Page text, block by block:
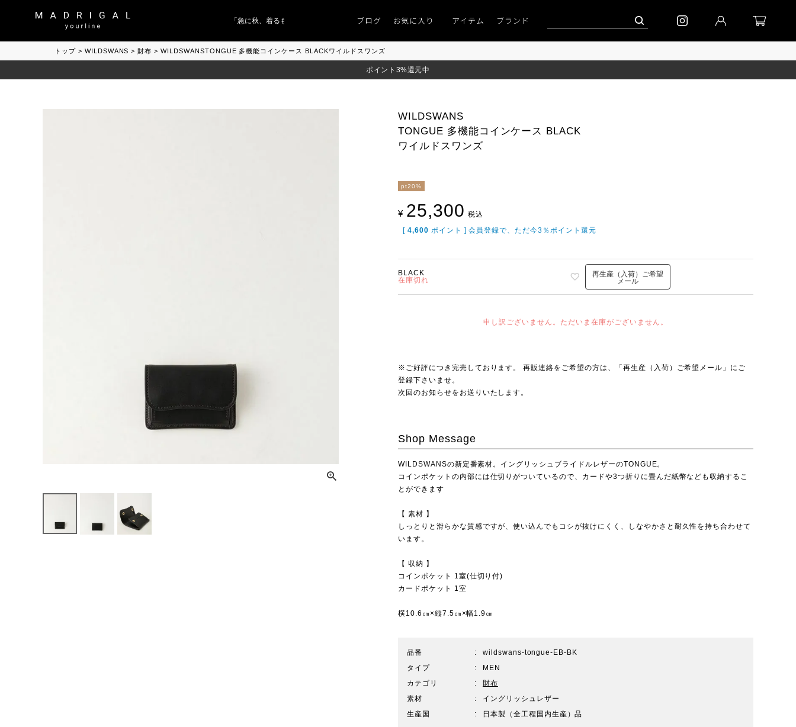
「急に秋、着るものがない」 「キレイなニット」 ポイント9％「マンスリーポイントキャンペーン」 予約│「エッグジャケット GREY」
ブログ お気に入り アイテム ブランド
トップ WILDSWANS 財布 WILDSWANSTONGUE 多機能コインケース BLACKワイルドスワンズ
ポイント3%還元中
WILDSWANS
TONGUE 多機能コインケース BLACK
ワイルドスワンズ
pt20%
¥ 25,300 税込
[ 4,600 ポイント ] 会員登録で、ただ今3％ポイント還元
BLACK
在庫切れ
再生産（入荷）ご希望
メール
申し訳ございません。ただいま在庫がございません。
※ご好評につき完売しております。 再販連絡をご希望の方は、「再生産（入荷）ご希望メール」にご
登録下さいませ。
次回のお知らせをお送りいたします。
Shop Message
WILDSWANSの新定番素材。イングリッシュブライドルレザーのTONGUE。
コインポケットの内部には仕切りがついているので、カードや3つ折りに畳んだ紙幣なども収納するこ
とができます
【 素材 】
しっとりと滑らかな質感ですが、使い込んでもコシが抜けにくく、しなやかさと耐久性を持ち合わせて
います。
【 収納 】
コインポケット 1室(仕切り付)
カードポケット 1室
横10.6㎝×縦7.5㎝×幅1.9㎝
品番
wildswans-tongue-EB-BK
タイプ
MEN
カテゴリ
財布
素材
イングリッシュレザー
生産国
日本製（全工程国内生産）品